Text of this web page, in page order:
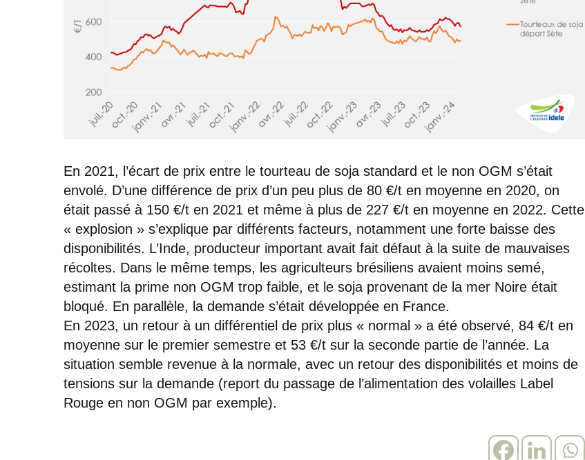
En 2021, l’écart de prix entre le tourteau de soja standard et le non OGM s’était
envolé. D’une différence de prix d’un peu plus de 80 €/t en moyenne en 2020, on
était passé à 150 €/t en 2021 et même à plus de 227 €/t en moyenne en 2022. Cette
« explosion » s’explique par différents facteurs, notamment une forte baisse des
disponibilités. L’Inde, producteur important avait fait défaut à la suite de mauvaises
récoltes. Dans le même temps, les agriculteurs brésiliens avaient moins semé,
estimant la prime non OGM trop faible, et le soja provenant de la mer Noire était
bloqué. En parallèle, la demande s’était développée en France.
En 2023, un retour à un différentiel de prix plus « normal » a été observé, 84 €/t en
moyenne sur le premier semestre et 53 €/t sur la seconde partie de l’année. La
situation semble revenue à la normale, avec un retour des disponibilités et moins de
tensions sur la demande (report du passage de l’alimentation des volailles Label
Rouge en non OGM par exemple).